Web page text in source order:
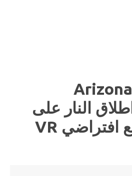
تحميل لعبة Arizona
Sunshine اطلاق النار على
الزومبي واقع افتراضي VR